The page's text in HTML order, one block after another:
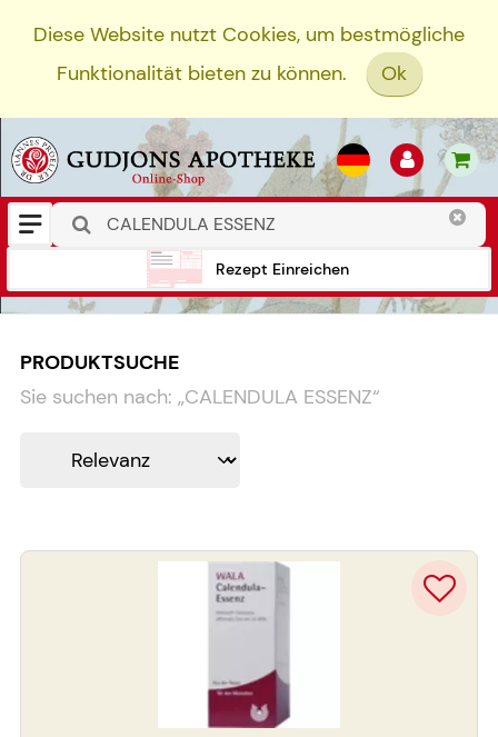
Diese Website nutzt Cookies, um bestmögliche
Funktionalität bieten zu können.
Ok
Rezept Einreichen
PRODUKTSUCHE
Sie suchen nach: „CALENDULA ESSENZ“